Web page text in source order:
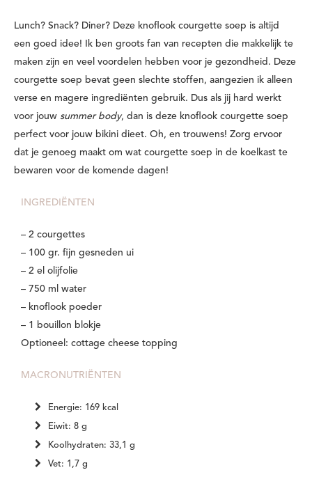
Lunch? Snack? Diner? Deze knoflook courgette soep is altijd
een goed idee! Ik ben groots fan van recepten die makkelijk te
maken zijn en veel voordelen hebben voor je gezondheid. Deze
courgette soep bevat geen slechte stoffen, aangezien ik alleen
verse en magere ingrediënten gebruik. Dus als jij hard werkt
voor jouw summer body, dan is deze knoflook courgette soep
perfect voor jouw bikini dieet. Oh, en trouwens! Zorg ervoor
dat je genoeg maakt om wat courgette soep in de koelkast te
bewaren voor de komende dagen!
INGREDIËNTEN
– 2 courgettes
– 100 gr. fijn gesneden ui
– 2 el olijfolie
– 750 ml water
– knoflook poeder
– 1 bouillon blokje
Optioneel: cottage cheese topping
MACRONUTRIËNTEN
Energie: 169 kcal
Eiwit: 8 g
Koolhydraten: 33,1 g
Vet: 1,7 g